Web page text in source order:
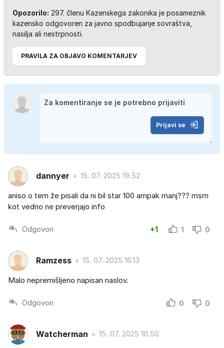
Opozorilo: 297. členu Kazenskega zakonika je posameznik
kazensko odgovoren za javno spodbujanje sovraštva,
nasilja ali nestrpnosti.
PRAVILA ZA OBJAVO KOMENTARJEV
Prijavi se
dannyer 15. 07. 2025 19.52
aniso o tem že pisali da ni bil star 100 ampak manj??? msm
kot vedno ne preverjajo info
Odgovori +1 1 0
Ramzess 15. 07. 2025 16.13
Malo nepremišljeno napisan naslov.
Odgovori 0 0
Watcherman 15. 07. 2025 10.50